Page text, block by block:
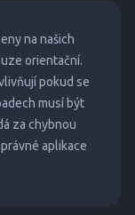
na našich
orientační.
pokud se
musí být
za chybnou
aplikace